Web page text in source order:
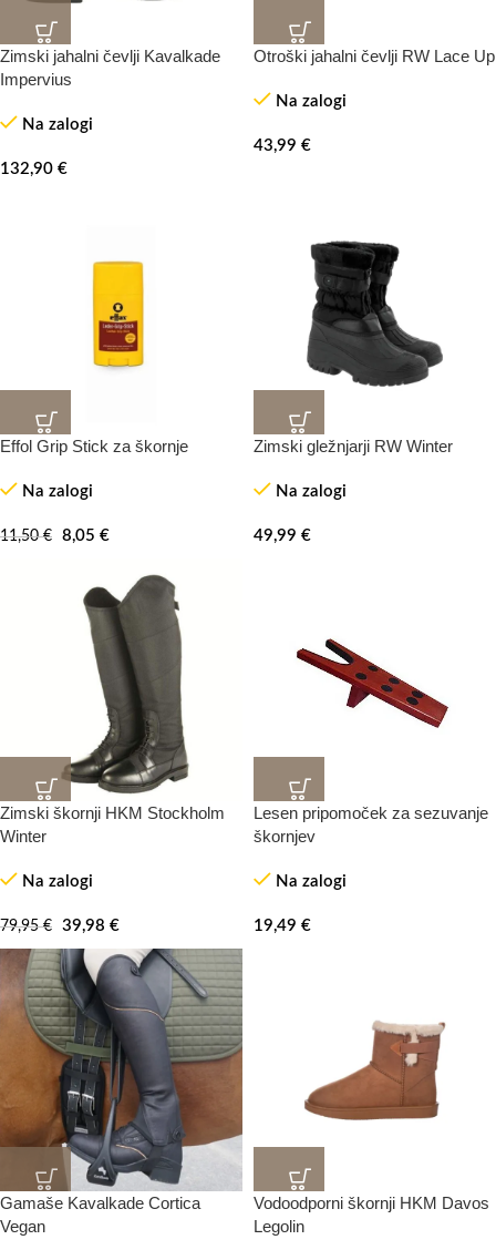
Zimski jahalni čevlji Kavalkade
Impervius
Na zalogi
132,90 €
Otroški jahalni čevlji RW Lace Up
Na zalogi
43,99 €
Effol Grip Stick za škornje
Na zalogi
11,50€ 8,05 €
Zimski gležnjarji RW Winter
Na zalogi
49,99 €
-50%
Zimski škornji HKM Stockholm
Winter
Na zalogi
79,95€ 39,98 €
Lesen pripomoček za sezuvanje
škornjev
Na zalogi
19,49 €
-50%
Gamaše Kavalkade Cortica
Vegan
-50%
Vodoodporni škornji HKM Davos
Legolin